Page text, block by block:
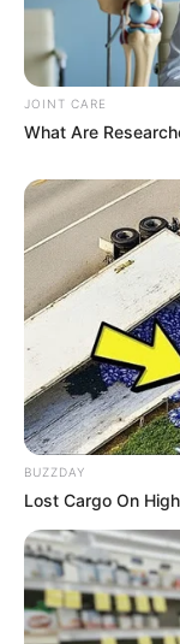
5 ก.ย. 2022
ดวงรายวัน 4 กันยา
4 ก.ย. 2022
JOINT CARE
What Are
BUZZDAY
Lost Cargo On